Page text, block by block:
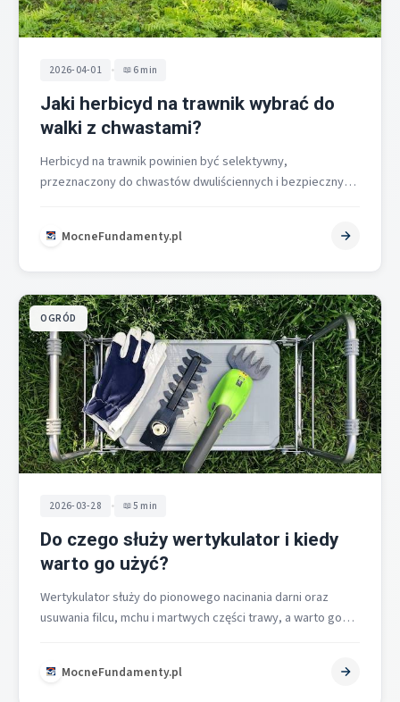
2026-04-01 • 6 min
Jaki herbicyd na trawnik wybrać do
walki z chwastami?
Herbicyd na trawnik powinien być selektywny,
przeznaczony do chwastów dwuliściennych i bezpieczny
MocneFundamenty.pl
OGRÓD
2026-03-28 • 5 min
Do czego służy wertykulator i kiedy
warto go użyć?
Wertykulator służy do pionowego nacinania darni oraz
usuwania filcu, mchu i martwych części trawy, a warto go
MocneFundamenty.pl